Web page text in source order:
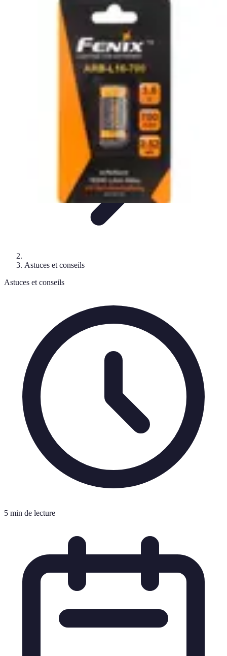
Deal Boutique Express
Astuces et conseilsAstuces et Conseils Info & conseils
Offres et Promotions
Deal Boutique Express
Astuces et conseils
Astuces et conseils
5 min de lecture